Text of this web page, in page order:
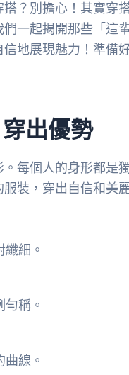
？別擔心！其實穿
一起揭開那些「這
地展現魅力！準備
出優勢
每個人的身形都是
裝，穿出自信和美
細。
稱。
線。